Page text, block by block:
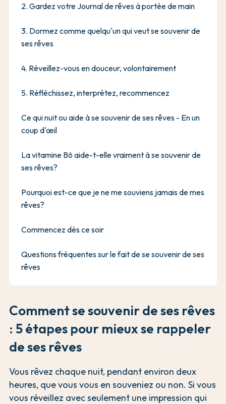
Comment se souvenir de ses rêves
: 5 étapes pour mieux se rappeler
de ses rêves
Vous rêvez chaque nuit, pendant environ deux
heures, que vous vous en souveniez ou non. Si vous
vous réveillez avec seulement une impression qui
2. Gardez votre Journal de rêves à portée de main
3. Dormez comme quelqu'un qui veut se souvenir de
ses rêves
4. Réveillez-vous en douceur, volontairement
5. Réfléchissez, interprétez, recommencez
Ce qui nuit ou aide à se souvenir de ses rêves - En un
coup d'œil
La vitamine B6 aide-t-elle vraiment à se souvenir de
ses rêves?
Pourquoi est-ce que je ne me souviens jamais de mes
rêves?
Commencez dès ce soir
Questions fréquentes sur le fait de se souvenir de ses
rêves